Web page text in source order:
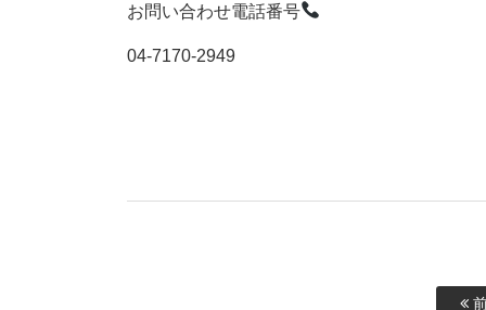
お問い合わせ電話番号
04-7170-2949